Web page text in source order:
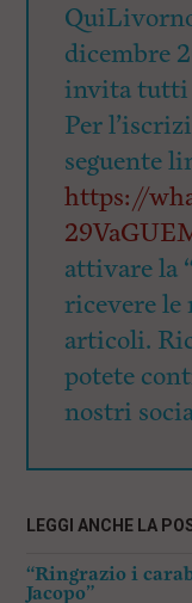
dicembre
invita tutti
Per
seguente
https://
attivare la
ricevere
articoli.
potete
nostri
LEGGI ANCHE LA
“Ringrazio i
Jacopo”